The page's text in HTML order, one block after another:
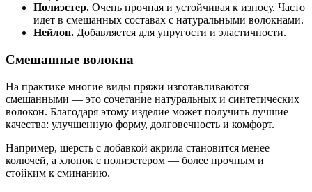
Полиэстер. Очень прочная и устойчивая к износу. Часто
идет в смешанных составах с натуральными волокнами.
Нейлон. Добавляется для упругости и эластичности.
Смешанные волокна
На практике многие виды пряжи изготавливаются
смешанными — это сочетание натуральных и синтетических
волокон. Благодаря этому изделие может получить лучшие
качества: улучшенную форму, долговечность и комфорт.
Например, шерсть с добавкой акрила становится менее
колючей, а хлопок с полиэстером — более прочным и
стойким к сминанию.